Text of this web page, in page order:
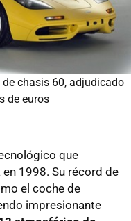
chasis 60, adjudicado
de euros
que
1998. Su récord de
el coche de
impresionante